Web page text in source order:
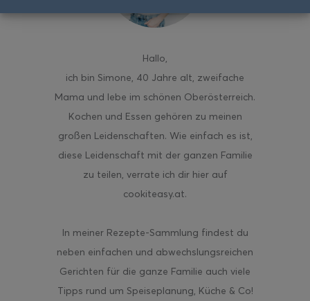
Hallo,
ich bin Simone, 40 Jahre alt, zweifache
Mama und lebe im schönen Oberösterreich.
Kochen und Essen gehören zu meinen
großen Leidenschaften. Wie einfach es ist,
diese Leidenschaft mit der ganzen Familie
zu teilen, verrate ich dir hier auf
cookiteasy.at.
In meiner Rezepte-Sammlung findest du
neben einfachen und abwechslungsreichen
Gerichten für die ganze Familie auch viele
Tipps rund um Speiseplanung, Küche & Co!